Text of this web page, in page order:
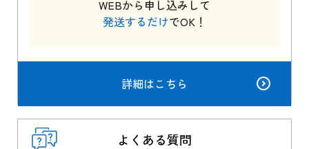
WEBから申し込みして
発送するだけでOK！
詳細はこちら
よくある質問